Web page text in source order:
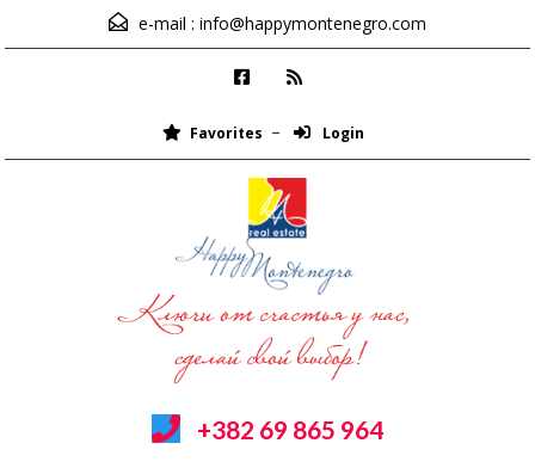
e-mail : info@happymontenegro.com
Favorites Login
+382 69 865 964